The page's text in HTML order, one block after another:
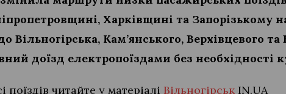
Харківщині та Запорізькому
Вільногірська, Кам’янського, Верхівцевого
доїзд електропоїздами без необхідності
читайте у матеріалі Вільногірськ IN.UA